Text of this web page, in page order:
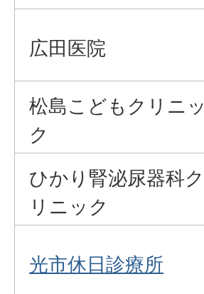
広田医院
松島こどもクリニッ
ク
ひかり腎泌尿器科ク
リニック
光市休日診療所